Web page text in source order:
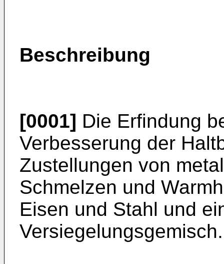
Beschreibung
[0001] Die Erfindung
Verbesserung der
Zustellungen von
Schmelzen und
Eisen und Stahl und
Versiegelungsgemisch.